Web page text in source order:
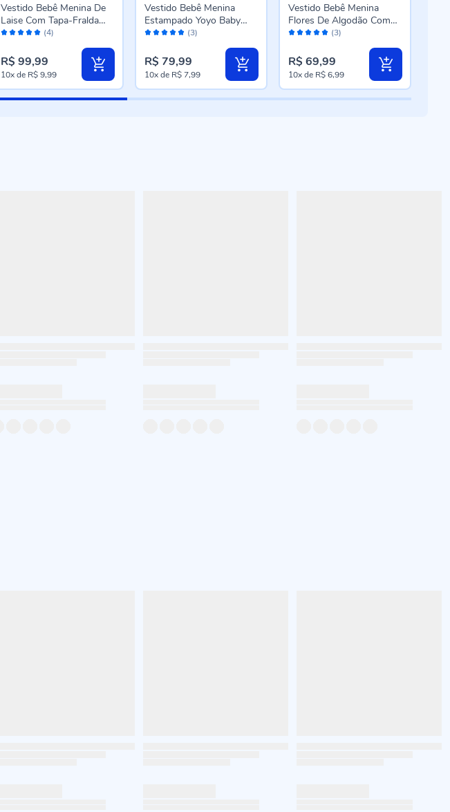
Avaliação: (4)
Vestido Bebê Menina De
Laise Com Tapa-Fralda
Yoyo Baby Branco
R$ 99,99
10xde R$ 9,99
Avaliação: (3)
Vestido Bebê Menina
Estampado Yoyo Baby
Estampado
R$ 79,99
10xde R$ 7,99
Avaliação: (3)
Vestido Bebê Menina
Flores De Algodão Com
Body Yoyo Baby Off
R$ 69,99
10xde R$ 6,99